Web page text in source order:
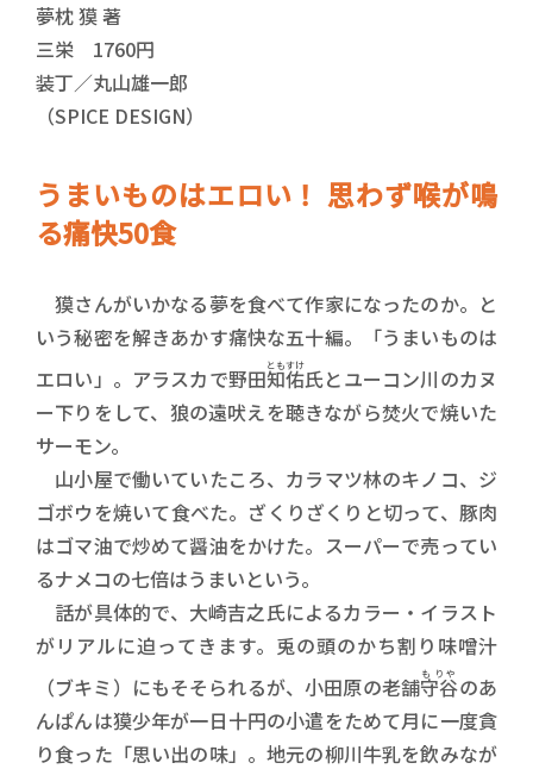
夢枕 獏 著
三栄 1760円
装丁／丸山雄一郎
（SPICE DESIGN）
うまいものはエロい！ 思わず喉が鳴
る痛快50食
獏さんがいかなる夢を食べて作家になったのか。と
いう秘密を解きあかす痛快な五十編。「うまいものは
エロい」。アラスカで野田知佑
ともすけ氏とユーコン川のカヌ
ー下りをして、狼の遠吠えを聴きながら焚火で焼いた
サーモン。
山小屋で働いていたころ、カラマツ林のキノコ、ジ
ゴボウを焼いて食べた。ざくりざくりと切って、豚肉
はゴマ油で炒めて醤油をかけた。スーパーで売ってい
るナメコの七倍はうまいという。
話が具体的で、大崎吉之氏によるカラー・イラスト
がリアルに迫ってきます。兎の頭のかち割り味噌汁
（ブキミ）にもそそられるが、小田原の老舗守谷
もりや のあ
んぱんは獏少年が一日十円の小遣をためて月に一度貪
り食った「思い出の味」。地元の柳川牛乳を飲みなが